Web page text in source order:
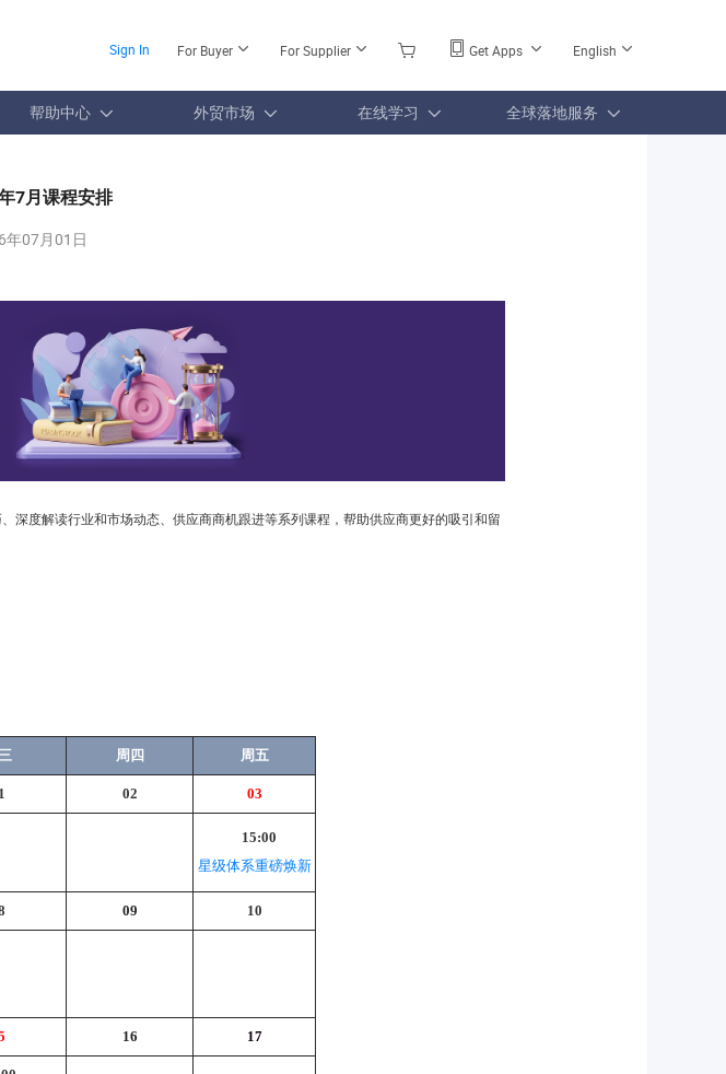
Sign In For Buyer For Supplier Get Apps English
帮助中心 外贸市场 在线学习 全球落地服务
7月课程安排
年07月01日
深度解读行业和市场动态、供应商商机跟进等系列课程，帮助供应商更好的吸引和留
周四 周五
02 03
15:00
星级体系重磅焕新
09 10
16 17